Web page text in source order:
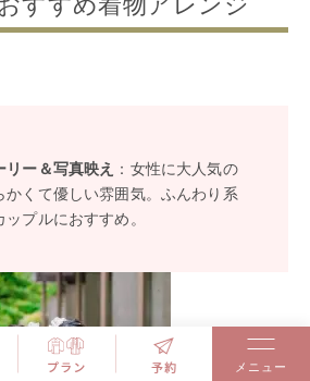
メニュー
リー＆写真映え
：女性に大人気の
かくて優しい雰囲気。ふんわり系
プルにおすすめ。